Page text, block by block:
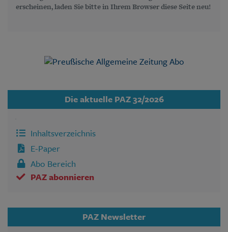
erscheinen, laden Sie bitte in Ihrem Browser diese Seite neu!
Die aktuelle PAZ 32/2026
Inhaltsverzeichnis
E-Paper
Abo Bereich
PAZ abonnieren
PAZ Newsletter